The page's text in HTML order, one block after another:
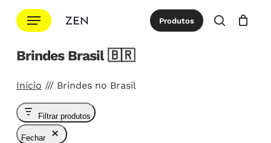
para
conteúdo
Menu Produtos
procurar
Cotação Close
Brindes Brasil 🇧🇷
Início /// Brindes no Brasil
Filtrar produtos
Fechar